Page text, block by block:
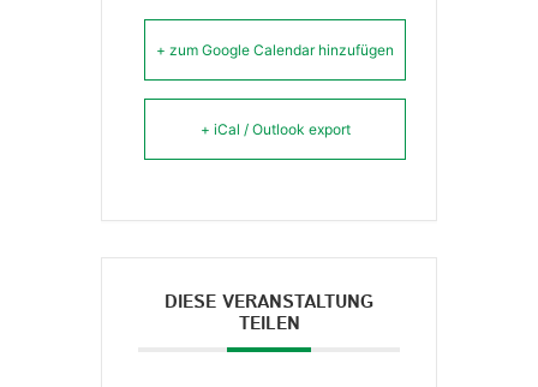
+ zum Google Calendar hinzufügen
+ iCal / Outlook export
DIESE VERANSTALTUNG
TEILEN